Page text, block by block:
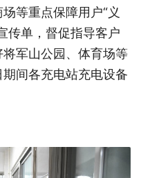
等重点保障用户“义
传单，督促指导客户
军山公园、体育场等
间各充电站充电设备